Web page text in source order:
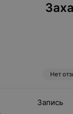
Нет
Запись